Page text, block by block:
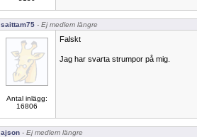
saittam75 - Ej medlem längre
Antal inlägg:
16806
Falskt
Jag har svarta strumpor på mig.
ajson - Ej medlem längre